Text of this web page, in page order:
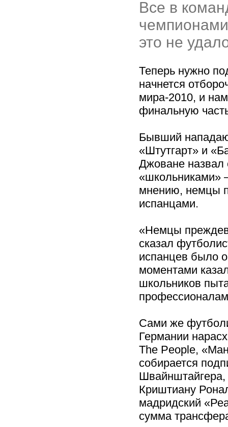
Все в
это не
Теперь нужно
начнется
мира-2010, и
финальную
Бывший
«Штутгарт» и
Джоване
«школьниками»
мнению, немцы
испанцами.
«Немцы
сказал
испанцев было
моментами
школьников
Сами же
Германии
The People,
собирается
Швайнштайгера,
Криштиану
мадридский
сумма